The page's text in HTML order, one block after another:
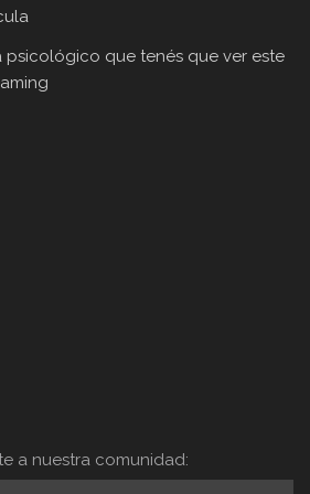
psicológico que tenés que ver este
a nuestra comunidad: